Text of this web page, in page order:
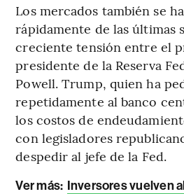
Los mercados también se
rápidamente de las últimas
creciente tensión entre el
presidente de la Reserva
Powell. Trump, quien ha
repetidamente al banco
los costos de
con legisladores
despedir al jefe de la Fed.
Ver más: Inversores vuelven